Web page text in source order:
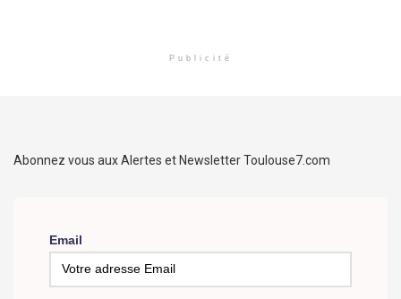
Publicité
Abonnez vous aux Alertes et Newsletter Toulouse7.com
Email